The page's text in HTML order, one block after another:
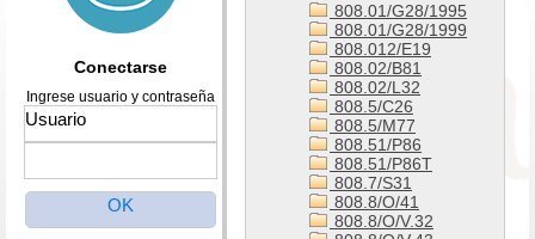
808.01/G28/1995
808.01/G28/1999
808.012/E19
808.02/B81
808.02/L32
808.5/C26
808.5/M77
808.51/P86
808.51/P86T
808.7/S31
808.8/O/41
808.8/O/V.32
Conectarse
Ingrese usuario y contraseña